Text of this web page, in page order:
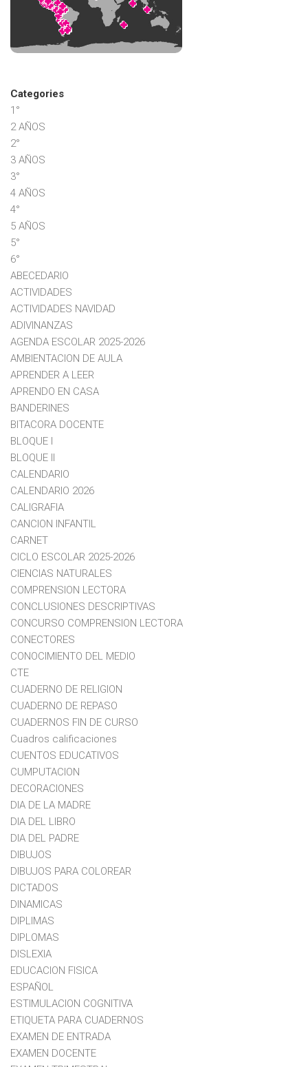
Categories
1°
2 AÑOS
2°
3 AÑOS
3°
4 AÑOS
4°
5 AÑOS
5°
6°
ABECEDARIO
ACTIVIDADES
ACTIVIDADES NAVIDAD
ADIVINANZAS
AGENDA ESCOLAR 2025-2026
AMBIENTACION DE AULA
APRENDER A LEER
APRENDO EN CASA
BANDERINES
BITACORA DOCENTE
BLOQUE I
BLOQUE II
CALENDARIO
CALENDARIO 2026
CALIGRAFIA
CANCION INFANTIL
CARNET
CICLO ESCOLAR 2025-2026
CIENCIAS NATURALES
COMPRENSION LECTORA
CONCLUSIONES DESCRIPTIVAS
CONCURSO COMPRENSION LECTORA
CONECTORES
CONOCIMIENTO DEL MEDIO
CTE
CUADERNO DE RELIGION
CUADERNO DE REPASO
CUADERNOS FIN DE CURSO
Cuadros calificaciones
CUENTOS EDUCATIVOS
CUMPUTACION
DECORACIONES
DIA DE LA MADRE
DIA DEL LIBRO
DIA DEL PADRE
DIBUJOS
DIBUJOS PARA COLOREAR
DICTADOS
DINAMICAS
DIPLIMAS
DIPLOMAS
DISLEXIA
EDUCACION FISICA
ESPAÑOL
ESTIMULACION COGNITIVA
ETIQUETA PARA CUADERNOS
EXAMEN DE ENTRADA
EXAMEN DOCENTE